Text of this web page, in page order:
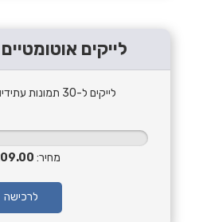
לייקים
לייקים ל-30 תמונות עתידיות
מחיר:
לרכישה